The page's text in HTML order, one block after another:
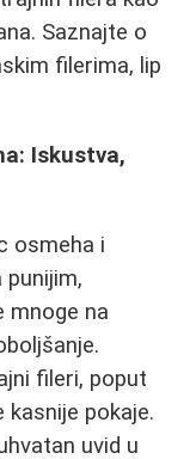
Saznajte o
filerima, lip
Iskustva,
osmeha i
punijim,
mnoge na
fileri, poput
pokaje.
uvid u